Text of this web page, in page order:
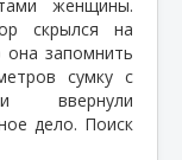
женщины.
скрылся на
запомнить
сумку с
ввернули
дело. Поиск